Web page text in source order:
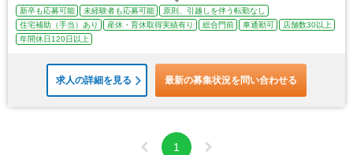
新卒も応募可能 未経験者も応募可能
原則、引越しを伴う転勤なし
住宅補助（手当）あり
産休・育休取得実績有り 総合門前 車通勤可
店舗数30以上
年間休日120日以上
求人の詳細を見る 最新の募集状況を問い合わせる
1